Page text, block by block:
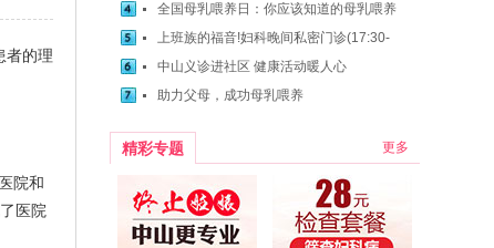
者的理
院和
医院
全国母乳喂养日：你应该知道的母乳喂养
上班族的福音!妇科晚间私密门诊(17:30-
中山义诊进社区 健康活动暖人心
助力父母，成功母乳喂养
更多
精彩专题